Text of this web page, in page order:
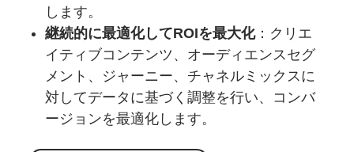
します。
継続的に最適化してROIを最大化：クリエ
イティブコンテンツ、オーディエンスセグ
メント、ジャーニー、チャネルミックスに
対してデータに基づく調整を行い、コンバ
ージョンを最適化します。